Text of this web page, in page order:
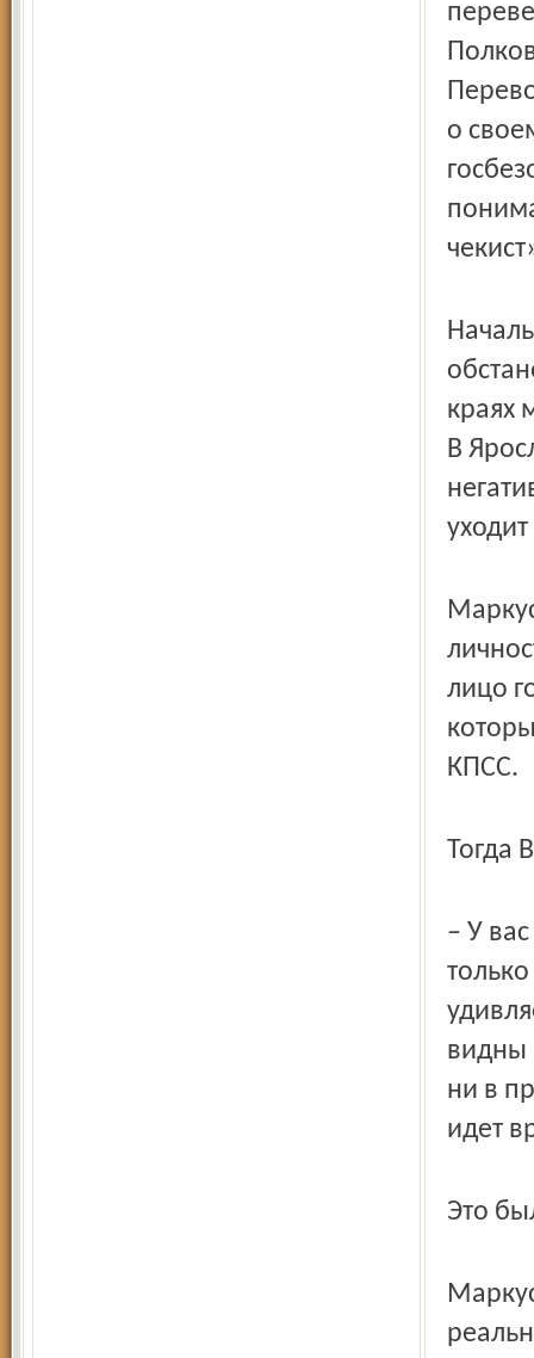
о
краях
В
лицо
КПСС.
Тогда
– У
видны
ни в
идет
Это